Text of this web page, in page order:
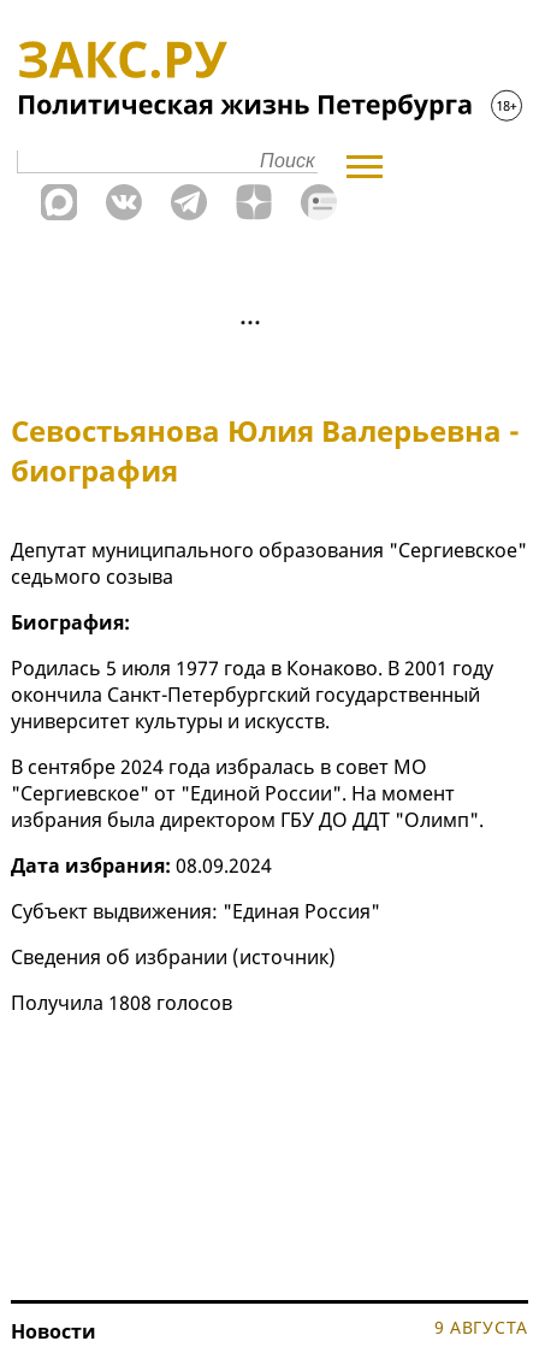
Севостьянова Юлия Валерьевна -
биография
Депутат муниципального образования "Сергиевское"
седьмого созыва
Биография:
Родилась 5 июля 1977 года в Конаково. В 2001 году
окончила Санкт-Петербургский государственный
университет культуры и искусств.
В сентябре 2024 года избралась в совет МО
"Сергиевское" от "Единой России". На момент
избрания была директором ГБУ ДО ДДТ "Олимп".
Дата избрания: 08.09.2024
Субъект выдвижения: "Единая Россия"
Сведения об избрании (источник)
Получила 1808 голосов
Новости 9 АВГУСТА